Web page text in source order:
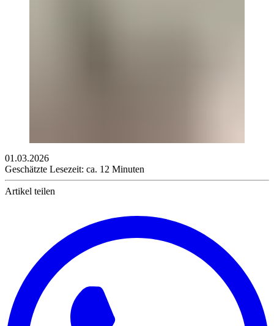
01.03.2026
Geschätzte Lesezeit: ca. 12 Minuten
Artikel teilen